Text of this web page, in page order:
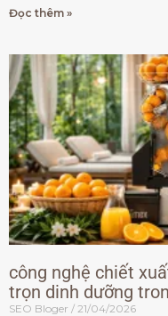
Đọc thêm »
công nghệ chiết
trọn dinh dưỡng
SEO Bloger 21/04/2026